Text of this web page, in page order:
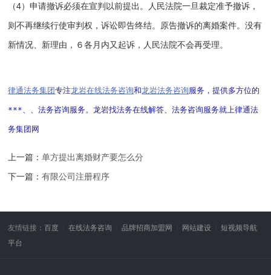
（4）申请撤诉必须在宣判以前提出。人民法院一旦裁定准予撤诉，
则不再继续行使审判权，诉讼即告终结。原告撤诉的离婚案件。没有
新情况、新理由，６各月内又起诉，人民法院不会再受理。
律通法务集团专注龙岩在线法务咨询和龙岩法务咨询服务，提供多方位的
***、、法务咨询服务。龙岩找法务在线解答、法务咨询服务就上律通法
务集团网
上一篇：单方提出离婚财产要怎么分
下一篇：有限公司注册程序
友情链接：百度 在线法务咨询 品牌招商加盟网 网站建设
短视频导航
平台